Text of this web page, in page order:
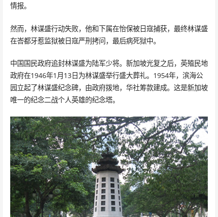
情报。
然而，林谋盛行动失败，他和下属在怡保被日寇捕获，最终林谋盛
在峇都牙惹监狱被日寇严刑拷问，最后病死狱中。
中国国民政府追封林谋盛为陆军少将。新加坡光复之后，英殖民地
政府在1946年1月13日为林谋盛举行盛大葬礼。1954年，滨海公
园立起了林谋盛纪念碑，由政府拨地，华社筹款建成。这是新加坡
唯一的纪念二战个人英雄的纪念塔。